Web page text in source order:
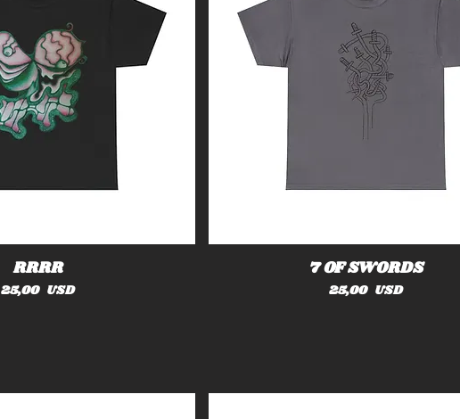
RRRR
Cena
25,00 USD
7 OF SWORDS
Cena
25,00 USD